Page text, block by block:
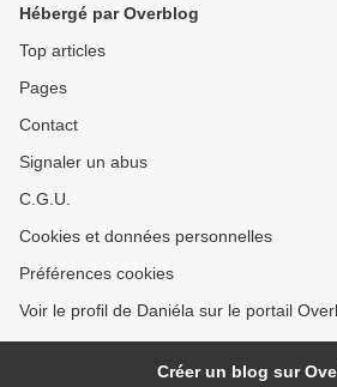
Hébergé par Overblog
Top articles
Pages
Contact
Signaler un abus
C.G.U.
Cookies et données personnelles
Préférences cookies
Voir le profil de Daniéla sur le portail
Créer un blog sur